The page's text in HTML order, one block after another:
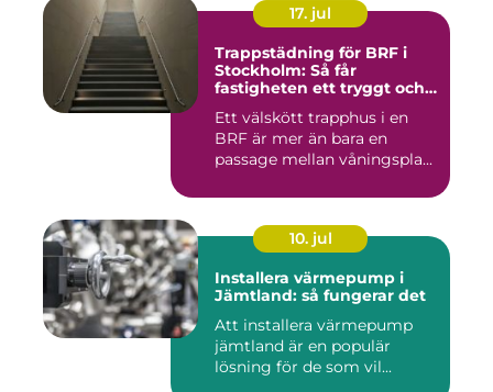
17. jul
Trappstädning för BRF i
Stockholm: Så får
fastigheten ett tryggt och
Ett välskött trapphus i en
BRF är mer än bara en
passage mellan våningspla...
10. jul
Installera värmepump i
Jämtland: så fungerar det
Att installera värmepump
jämtland är en populär
lösning för de som vil...